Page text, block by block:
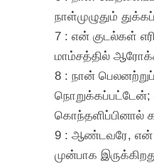
நாள்முழுதும்
7 : என் குடல்கள்
மாம்சத்தில்
8 : நான்
கொந்தளிப்பினால்
9 : ஆண்டவரே, என்
முன்பாக